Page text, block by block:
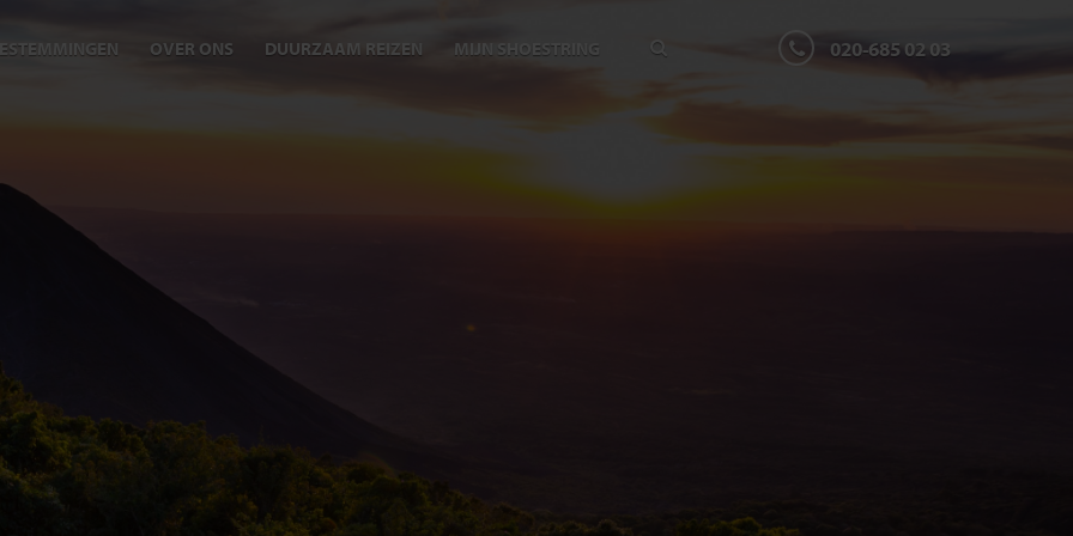
OVER ONS DUURZAAM REIZEN MIJN SHOESTRING 020-685 02 03